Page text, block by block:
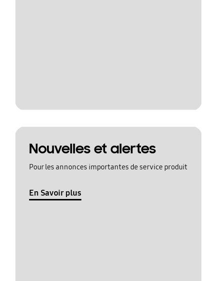
Nouvelles et alertes
Pour les annonces importantes de service produit
En Savoir plus